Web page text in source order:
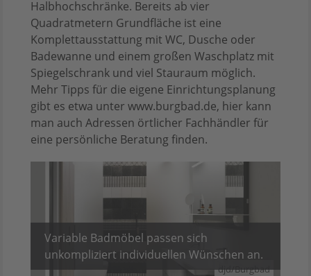
Halbhochschränke. Bereits ab vier
Quadratmetern Grundfläche ist eine
Komplettausstattung mit WC, Dusche oder
Badewanne und einem großen Waschplatz mit
Spiegelschrank und viel Stauraum möglich.
Mehr Tipps für die eigene Einrichtungsplanung
gibt es etwa unter www.burgbad.de, hier kann
man auch Adressen örtlicher Fachhändler für
eine persönliche Beratung finden.
djd/Burgbad
Variable Badmöbel passen sich
unkompliziert individuellen Wünschen an.